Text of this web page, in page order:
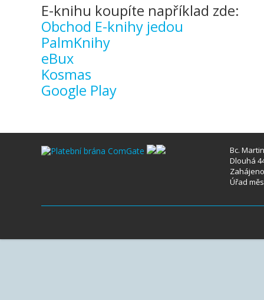
E-knihu koupíte například zde:
Obchod E-knihy jedou
PalmKnihy
eBux
Kosmas
Google Play
Bc.
Dlouhá
Úřad